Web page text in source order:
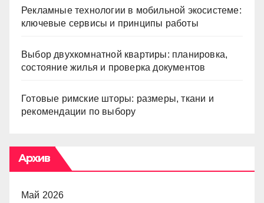
Рекламные технологии в мобильной экосистеме:
ключевые сервисы и принципы работы
Выбор двухкомнатной квартиры: планировка,
состояние жилья и проверка документов
Готовые римские шторы: размеры, ткани и
рекомендации по выбору
Архив
Май 2026